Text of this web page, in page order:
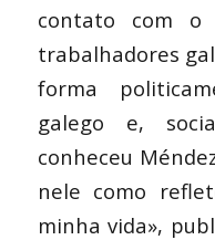
contato com
trabalhadores
forma
galego e,
conheceu
nele como
minha vida»,